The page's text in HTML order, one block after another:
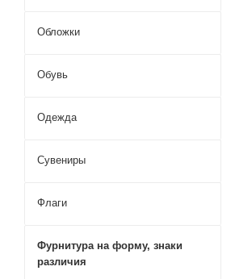
Обложки
Обувь
Одежда
Сувениры
Флаги
Фурнитура на форму, знаки
различия